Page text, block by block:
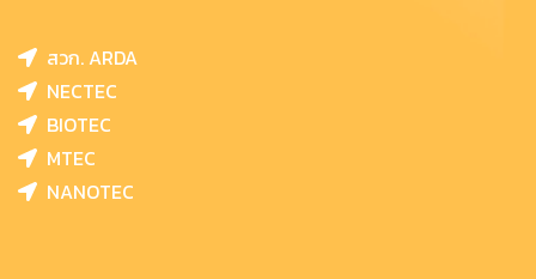
สวก. ARDA
NECTEC
BIOTEC
MTEC
NANOTEC